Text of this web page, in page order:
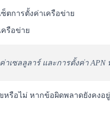
ตการตั้งค่าเครือข่าย
รือข่าย
เซลลูลาร์ และการตั้งค่า
อไม่ หากข้อผิดพลาดยังคงอยู่